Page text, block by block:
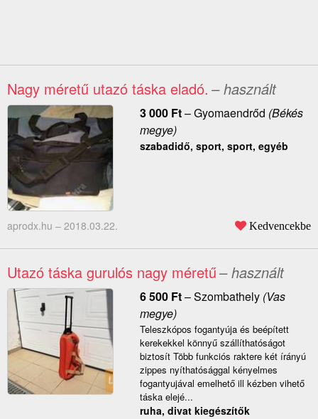
Nagy méretű utazó táska eladó. – használt
3 000 Ft–Gyomaendrőd (Békés
megye)
szabadidő, sport, sport, egyéb
aprodx.hu – 2018.03.22. Kedvencekbe
Utazó táska gurulós nagy méretű– használt
6 500 Ft–Szombathely(Vas
megye)
Teleszkópos fogantyúja és beépített
kerekekkel könnyű szállíthatóságot
biztosít Több funkciós raktere két írányú
zippes nyíthatósággal kényelmes
fogantyujával emelhető ill kézben vihető
táska elejé...
ruha, divat kiegészítők